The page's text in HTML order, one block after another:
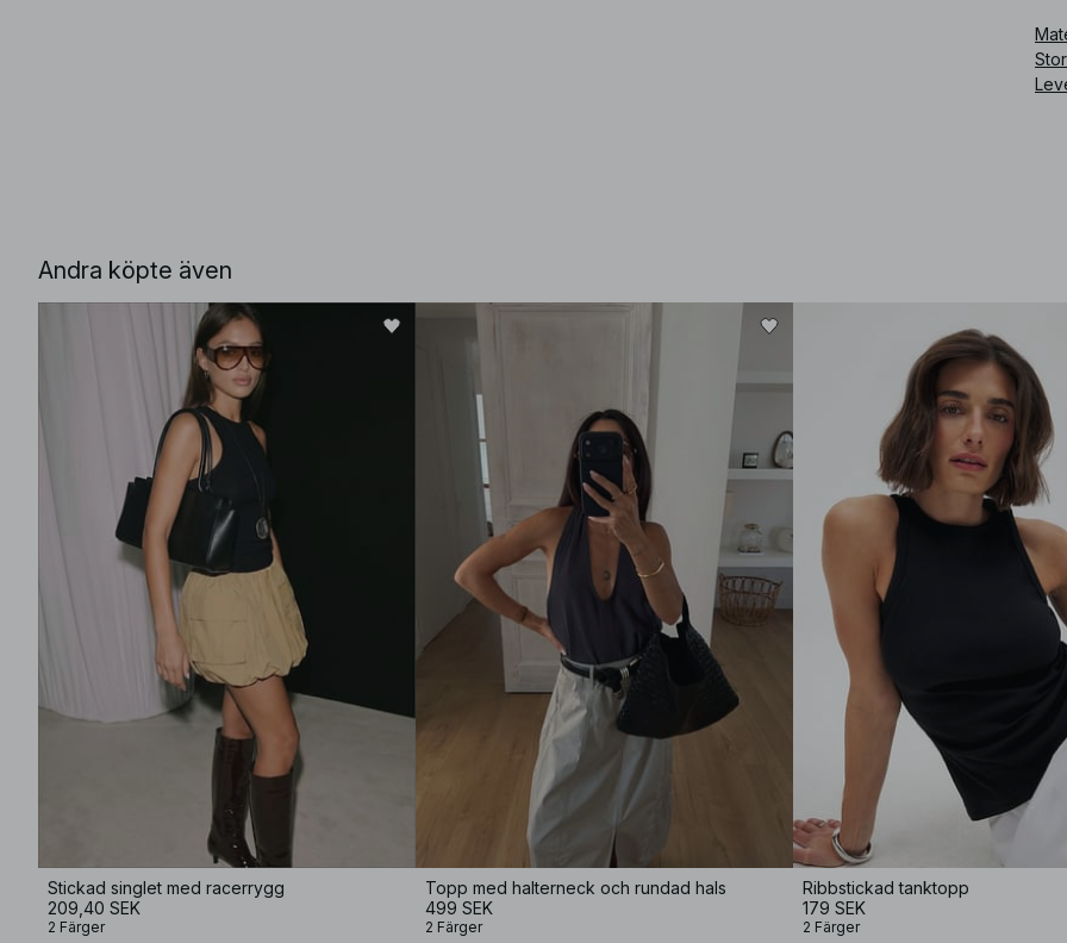
Andra köpte även
Stickad singlet med racerrygg
209,40 SEK
2 Färger
Topp med halterneck och rundad hals
499 SEK
2 Färger
Ribbstickad tanktopp
179 SEK
2 Färger